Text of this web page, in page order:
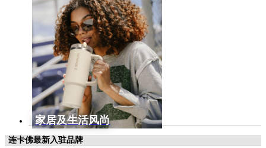
家居及生活风尚
连卡佛最新入驻品牌